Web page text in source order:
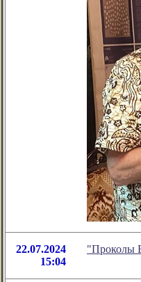
22.07.2024
15:04
"Проколы